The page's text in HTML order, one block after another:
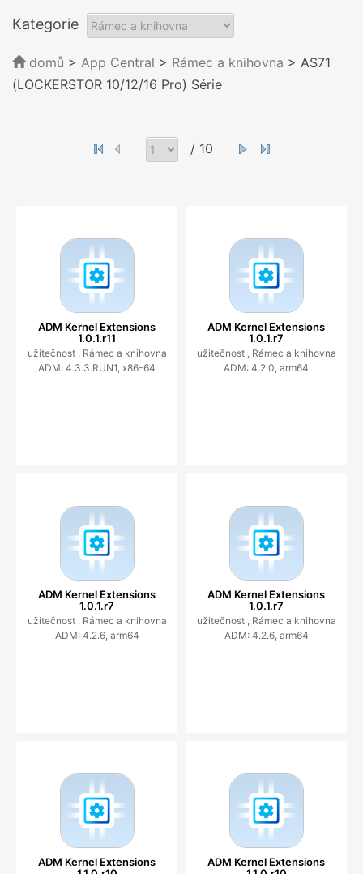
Kategorie
domů > App Central > Rámec a knihovna > AS71
(LOCKERSTOR 10/12/16 Pro) Série
/ 10
ADM Kernel Extensions
1.0.1.r11
užitečnost , Rámec a knihovna
ADM: 4.3.3.RUN1, x86-64
ADM Kernel Extensions
1.0.1.r7
užitečnost , Rámec a knihovna
ADM: 4.2.0, arm64
ADM Kernel Extensions
1.0.1.r7
užitečnost , Rámec a knihovna
ADM: 4.2.6, arm64
ADM Kernel Extensions
1.0.1.r7
užitečnost , Rámec a knihovna
ADM: 4.2.6, arm64
ADM Kernel Extensions
ADM Kernel Extensions